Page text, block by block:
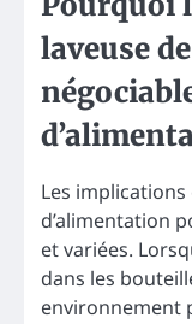
laveuse
Les implications
d’alimentation
et variées.
dans les
environnement